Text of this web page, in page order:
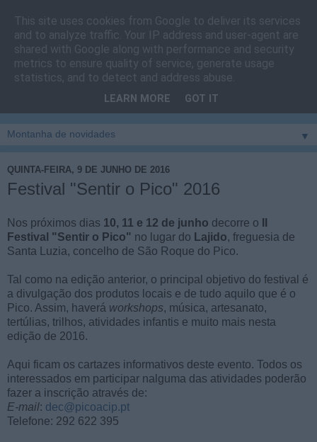
Cais do Pico
Blog sobre um pouco de tudo relacionado com a ilha
vila e ao concelho de São Roque do Pico
▼
QUINTA-FEIRA, 9 DE JUNHO DE 2016
Festival "Sentir o Pico" 2016
Nos próximos dias 10, 11 e 12 de junho decorre o
Festival "Sentir o Pico" no lugar do Lajido, freguesia de
Santa Luzia, concelho de São Roque do Pico.
Tal como na edição anterior, o principal objetivo do festival é
a divulgação dos produtos locais e de tudo aquilo que é o
Pico. Assim, haverá workshops, música, artesanato,
tertúlias, trilhos, atividades infantis e muito mais nesta
edição de 2016.
Aqui ficam os cartazes informativos deste evento. Todos os
interessados em participar nalguma das atividades poderão
fazer a inscrição através de:
E-mail: dec@picoacip.pt
Telefone: 292 622 395
This site uses cookies from Google to deliver its services
and to analyze traffic. Your IP address and user-agent are
shared with Google along with performance and security
metrics to ensure quality of service, generate usage
statistics, and to detect and address abuse.
LEARN MORE GOT IT